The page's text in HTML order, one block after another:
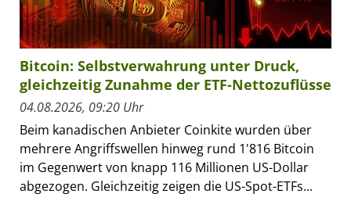
Bitcoin: Selbstverwahrung unter Druck,
gleichzeitig Zunahme der ETF-Nettozuflüsse
04.08.2026, 09:20 Uhr
Beim kanadischen Anbieter Coinkite wurden über
mehrere Angriffswellen hinweg rund 1'816 Bitcoin
im Gegenwert von knapp 116 Millionen US-Dollar
abgezogen. Gleichzeitig zeigen die US-Spot-ETFs...